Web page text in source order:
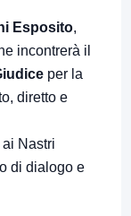
Esposito,
incontrerà il
per la
diretto e
ai Nastri
di dialogo e